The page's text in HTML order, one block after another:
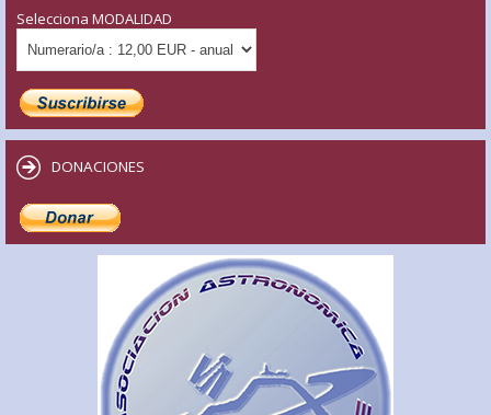
Selecciona MODALIDAD
DONACIONES